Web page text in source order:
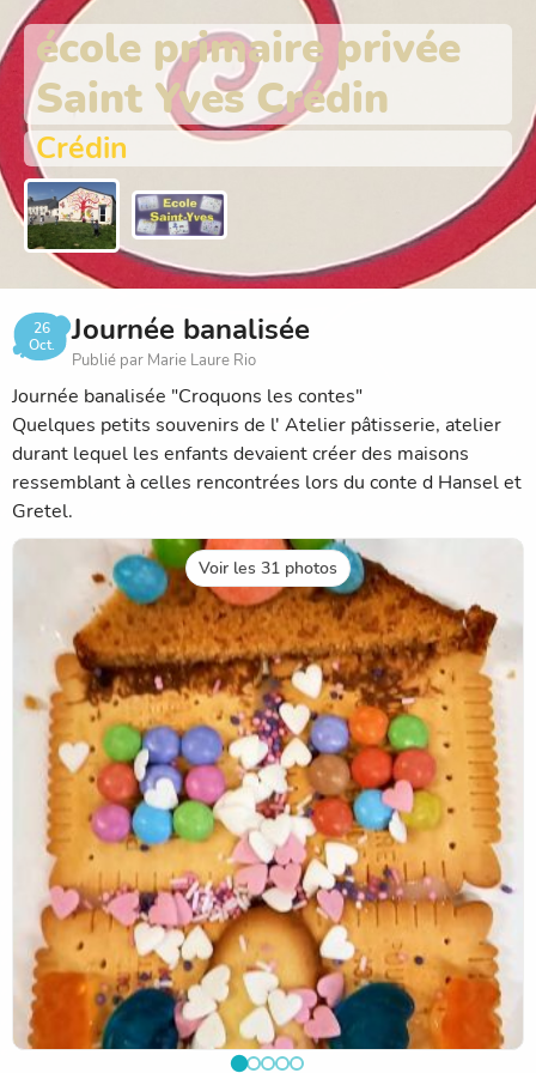
école primaire privée
Saint Yves Crédin
Crédin
26
Oct.
Journée banalisée
Publié par Marie Laure Rio
Journée banalisée "Croquons les contes"
Quelques petits souvenirs de l' Atelier pâtisserie, atelier
durant lequel les enfants devaient créer des maisons
ressemblant à celles rencontrées lors du conte d Hansel et
Gretel.
Voir les 31 photos